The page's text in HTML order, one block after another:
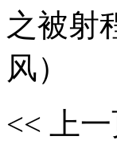
之被射
风）
<< 上